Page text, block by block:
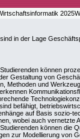
2025W
in der Lage
können
Gestaltung von
Methoden und
befähigt,
auf Basis sozio-
wobei auch vernetzte
können die
zur Modellierung von